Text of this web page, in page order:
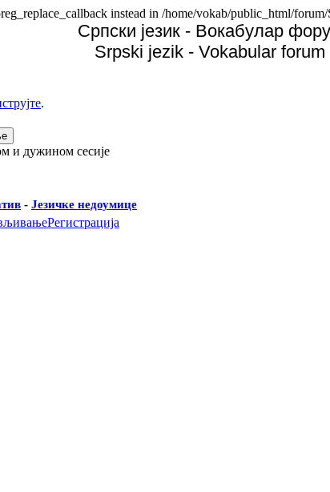
instead in /home/vokab/public_html/
Српски језик - Вокабулар
Srpski jezik - Vokabular forum
.
и дужином сесије
- Језичке недоумице
Регистрација